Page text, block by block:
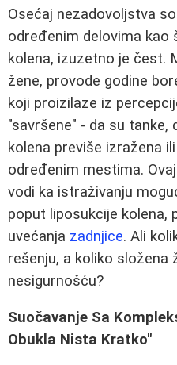
Osećaj nezadovoljstva
određenim delovima kao
kolena, izuzetno je čest.
žene, provode godine
koji proizilaze iz
"savršene" - da su tanke,
kolena previše izražena
određenim mestima.
vodi ka istraživanju
poput liposukcije kolena,
uvećanja zadnjice. Ali
rešenju, a koliko složena
nesigurnošću?
Suočavanje Sa
Obukla Nista Kratko"